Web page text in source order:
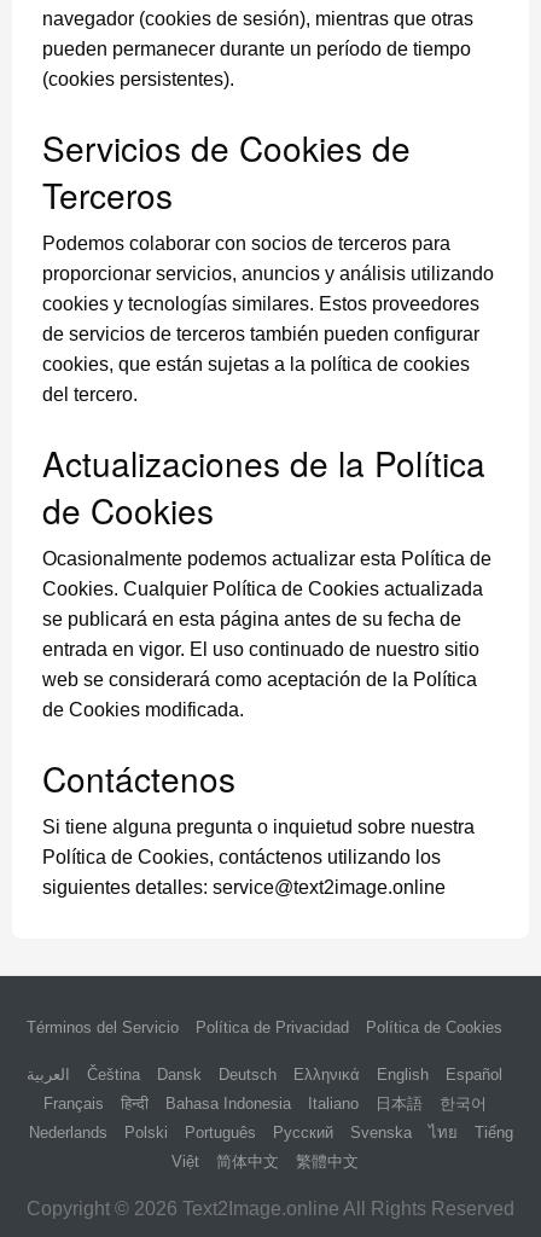
navegador (cookies de sesión), mientras que otras
pueden permanecer durante un período de tiempo
(cookies persistentes).
Servicios de Cookies de
Terceros
Podemos colaborar con socios de terceros para
proporcionar servicios, anuncios y análisis utilizando
cookies y tecnologías similares. Estos proveedores
de servicios de terceros también pueden configurar
cookies, que están sujetas a la política de cookies
del tercero.
Actualizaciones de la Política
de Cookies
Ocasionalmente podemos actualizar esta Política de
Cookies. Cualquier Política de Cookies actualizada
se publicará en esta página antes de su fecha de
entrada en vigor. El uso continuado de nuestro sitio
web se considerará como aceptación de la Política
de Cookies modificada.
Contáctenos
Si tiene alguna pregunta o inquietud sobre nuestra
Política de Cookies, contáctenos utilizando los
siguientes detalles: service@text2image.online
Términos del Servicio Política de Privacidad Política de Cookies
العربية Čeština Dansk Deutsch Ελληνικά English
Español
Français
हिन्दी Bahasa Indonesia Italiano 日本語
한국어
Nederlands
Polski Português Русский Svenska ไทย
Tiếng
Việt
简体中文 繁體中文
Copyright © 2026 Text2Image.online All Rights Reserved